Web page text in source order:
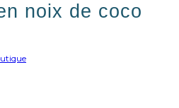
noix de coco